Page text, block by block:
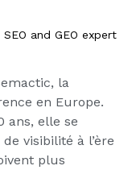
la
en Europe.
ans, elle se
visibilité à l’ère
plus